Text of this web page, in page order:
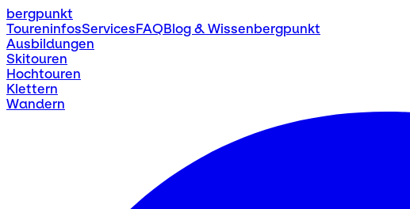
bergpunkt
ToureninfosServicesFAQBlog & Wissenbergpunkt
Ausbildungen
Skitouren
Hochtouren
Klettern
Wandern